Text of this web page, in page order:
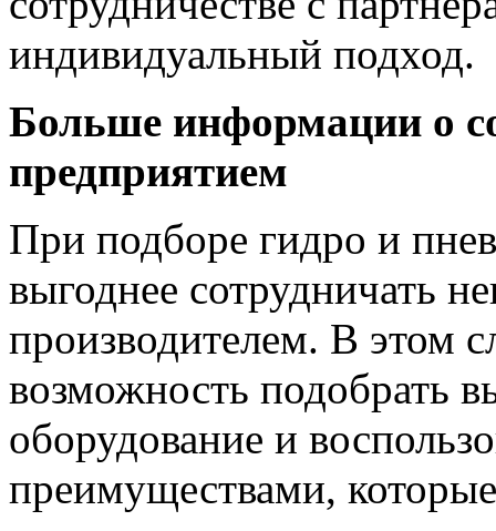
индивидуальный подход.
Больше информации о
предприятием
При подборе гидро и
выгоднее сотрудничать
производителем. В этом
возможность подобрать
оборудование и
преимуществами,